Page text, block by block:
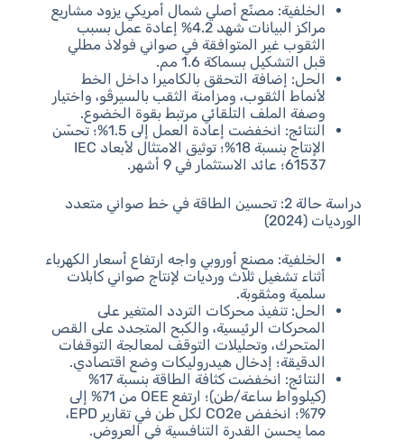
الخلفية: مصنّع أصلي شمال أمريكي يزود مشاريع
مراكز البيانات شهد 4.2% إعادة عمل بسبب
الثقوب غير المتوافقة في صواني فولاذ مطلي
قبل التشكيل بسماكة 1.6 مم.
الحل: إضافة التحقق بالكاميرا داخل الخط
لأنماط الثقوب، ومزامنة الثقب بالسيرڤو، واختيار
وصفة الملف التلقائي مرتبط بقوة الخضوع.
النتائج: انخفضت إعادة العمل إلى 1.5%؛ تحسّن
الإنتاج بنسبة 18%؛ توثيق الامتثال لأبعاد IEC
61537؛ عائد الاستثمار في 9 أشهر.
دراسة حالة 2: تحسين الطاقة في خط صواني متعدد
الورديات (2024)
الخلفية: مصنع أوروبي واجه ارتفاع أسعار الكهرباء
أثناء تشغيل ثلاث ورديات لإنتاج صواني كابلات
سلمية ومثقوبة.
الحل: تنفيذ محركات التردد المتغير على
المحركات الرئيسية، والكبح المتجدد على القص
المتحرك، وتحليلات التوقف لمعالجة التوقفات
الدقيقة؛ إدخال هيدروليكات وضع اقتصادي.
النتائج: انخفضت كثافة الطاقة بنسبة 17%
(كيلوواط ساعة/طن)؛ ارتفع OEE من 71% إلى
79%؛ انخفض CO2e لكل طن في تقارير EPD،
مما يحسن القدرة التنافسية في العروض.